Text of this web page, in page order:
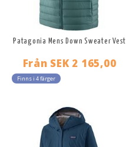
Patagonia Mens Down Sweater Vest
Från SEK 2 165,00
Finns i 4 färger